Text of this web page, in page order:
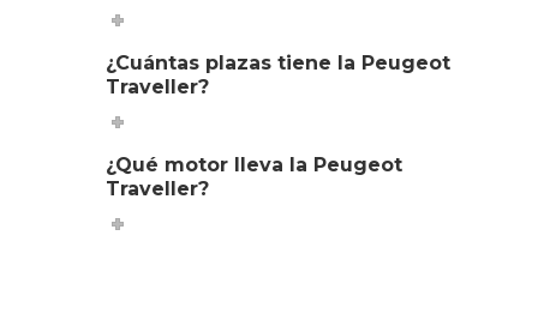
¿Cuántas plazas tiene la Peugeot
Traveller?
¿Qué motor lleva la Peugeot
Traveller?